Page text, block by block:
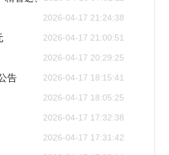
2026-04-17 21:24:38
2026-04-17 21:00:51
2026-04-17 20:29:25
2026-04-17 18:15:41
告
2026-04-17 18:05:25
2026-04-17 17:32:38
2026-04-17 17:31:42